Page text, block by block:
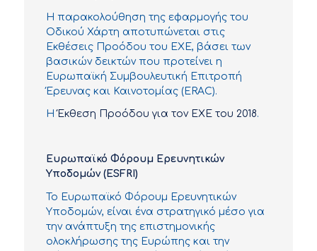
Η παρακολούθηση της εφαρμογής του
Οδικού Χάρτη αποτυπώνεται στις
Εκθέσεις Προόδου του ΕΧΕ, βάσει των
βασικών δεικτών που προτείνει η
Ευρωπαϊκή Συμβουλευτική Επιτροπή
Έρευνας και Καινοτομίας (ERAC).
ΗΈκθεση Προόδου για τον ΕΧΕ του 2018.
Ευρωπαϊκό Φόρουμ Ερευνητικών
Υποδομών (ESFRI)
Το Ευρωπαϊκό Φόρουμ Ερευνητικών
Υποδομών, είναι ένα στρατηγικό μέσο για
την ανάπτυξη της επιστημονικής
ολοκλήρωσης της Ευρώπης και την